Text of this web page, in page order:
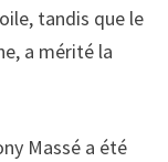
tandis que le
a mérité la
Massé a été